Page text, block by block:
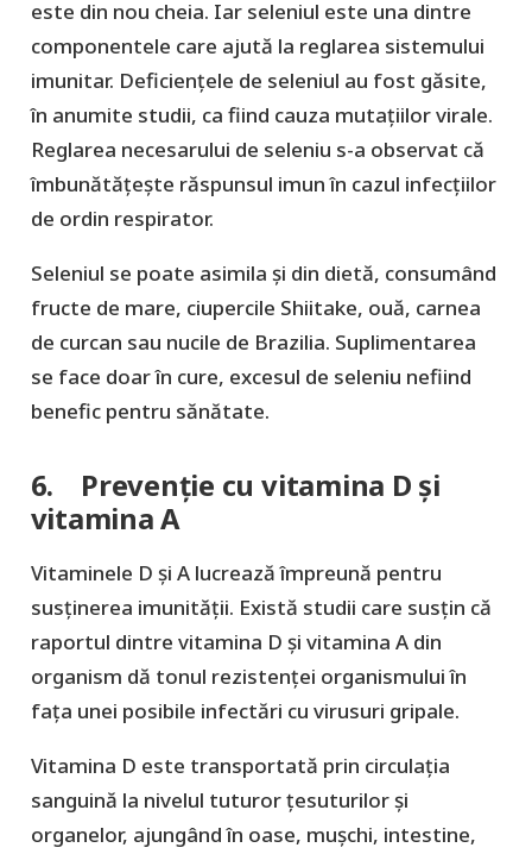
este din nou cheia. Iar seleniul este una dintre
componentele care ajută la reglarea sistemului
imunitar. Deficiențele de seleniul au fost găsite,
în anumite studii, ca fiind cauza mutațiilor virale.
Reglarea necesarului de seleniu s-a observat că
îmbunătățește răspunsul imun în cazul infecțiilor
de ordin respirator.
Seleniul se poate asimila și din dietă, consumând
fructe de mare, ciupercile Shiitake, ouă, carnea
de curcan sau nucile de Brazilia. Suplimentarea
se face doar în cure, excesul de seleniu nefiind
benefic pentru sănătate.
6. Prevenție cu vitamina D și
vitamina A
Vitaminele D și A lucrează împreună pentru
susținerea imunității. Există studii care susțin că
raportul dintre vitamina D și vitamina A din
organism dă tonul rezistenței organismului în
fața unei posibile infectări cu virusuri gripale.
Vitamina D este transportată prin circulația
sanguină la nivelul tuturor țesuturilor și
organelor, ajungând în oase, mușchi, intestine,